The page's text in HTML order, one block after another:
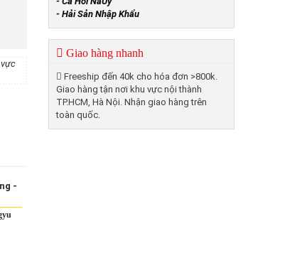
- Hải Sản Nhập Khẩu
Giao hàng nhanh
Freeship đến 40k cho hóa đơn >800k.
Giao hàng tận nơi khu vực nội thành
TP.HCM, Hà Nội. Nhận giao hàng trên
toàn quốc.